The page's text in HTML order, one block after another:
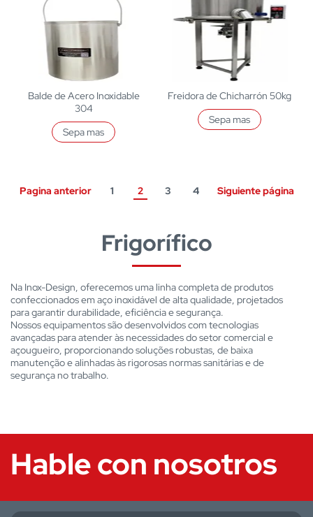
Balde de Acero Inoxidable
304
Sepa mas
Freidora de Chicharrón 50kg
Sepa mas
Pagina anterior 1 2 3 4 Siguiente página
Frigorífico
Na Inox-Design, oferecemos uma linha completa de produtos
confeccionados em aço inoxidável de alta qualidade, projetados
para garantir durabilidade, eficiência e segurança.
Nossos equipamentos são desenvolvidos com tecnologias
avançadas para atender às necessidades do setor comercial e
açougueiro, proporcionando soluções robustas, de baixa
manutenção e alinhadas às rigorosas normas sanitárias e de
segurança no trabalho.
Hable con nosotros